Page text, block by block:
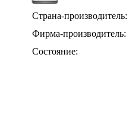
Страна-производитель:
Фирма-производитель:
Состояние: